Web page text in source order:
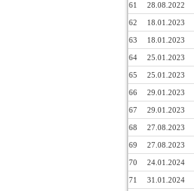
61 28.08.2022
62 18.01.2023
63 18.01.2023
64 25.01.2023
65 25.01.2023
66 29.01.2023
67 29.01.2023
68 27.08.2023
69 27.08.2023
70 24.01.2024
71 31.01.2024